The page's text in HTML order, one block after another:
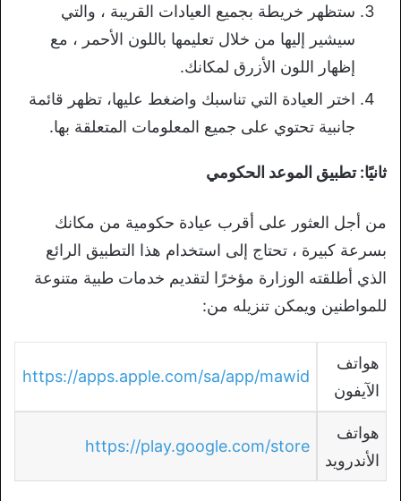
ستظهر خريطة بجميع العيادات القريبة ، والتي
سيشير إليها من خلال تعليمها باللون الأحمر ، مع
إظهار اللون الأزرق لمكانك.
اختر العيادة التي تناسبك واضغط عليها، تظهر قائمة
جانبية تحتوي على جميع المعلومات المتعلقة بها.
ثانيًا: تطبيق الموعد الحكومي
من أجل العثور على أقرب عيادة حكومية من مكانك
بسرعة كبيرة ، تحتاج إلى استخدام هذا التطبيق الرائع
الذي أطلقته الوزارة مؤخرًا لتقديم خدمات طبية متنوعة
للمواطنين ويمكن تنزيله من:
هواتف
الآيفون
https://apps.apple.com/sa/app/mawid
هواتف
الأندرويد
https://play.google.com/store